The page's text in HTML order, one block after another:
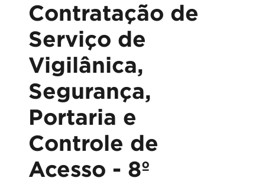
Contratação de
Serviço de
Vigilânica,
Segurança,
Portaria e
Controle de
Acesso - 8º